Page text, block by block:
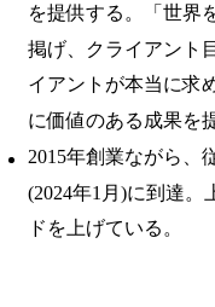
を提供する。「世界
掲げ、クライアント
イアントが本当に求
に価値のある成果を
2015年創業ながら、
(2024年1月)に到達。
ドを上げている。